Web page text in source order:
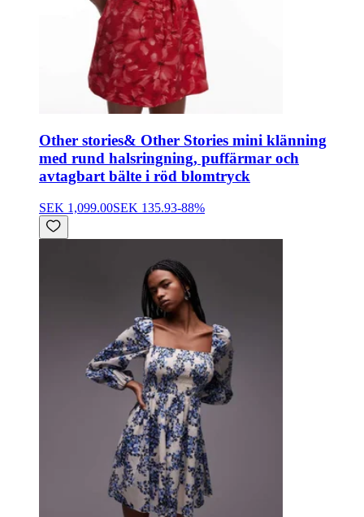
Other stories& Other Stories mini klänning
med rund halsringning, puffärmar och
avtagbart bälte i röd blomtryck
SEK 1,099.00SEK 135.93-88%